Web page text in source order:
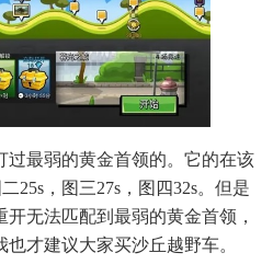
过最弱的黄金首领的。它的在该
25s，图三27s，图四32s。但是
无法匹配到最弱的黄金首领，
才建议大家买沙丘越野车。